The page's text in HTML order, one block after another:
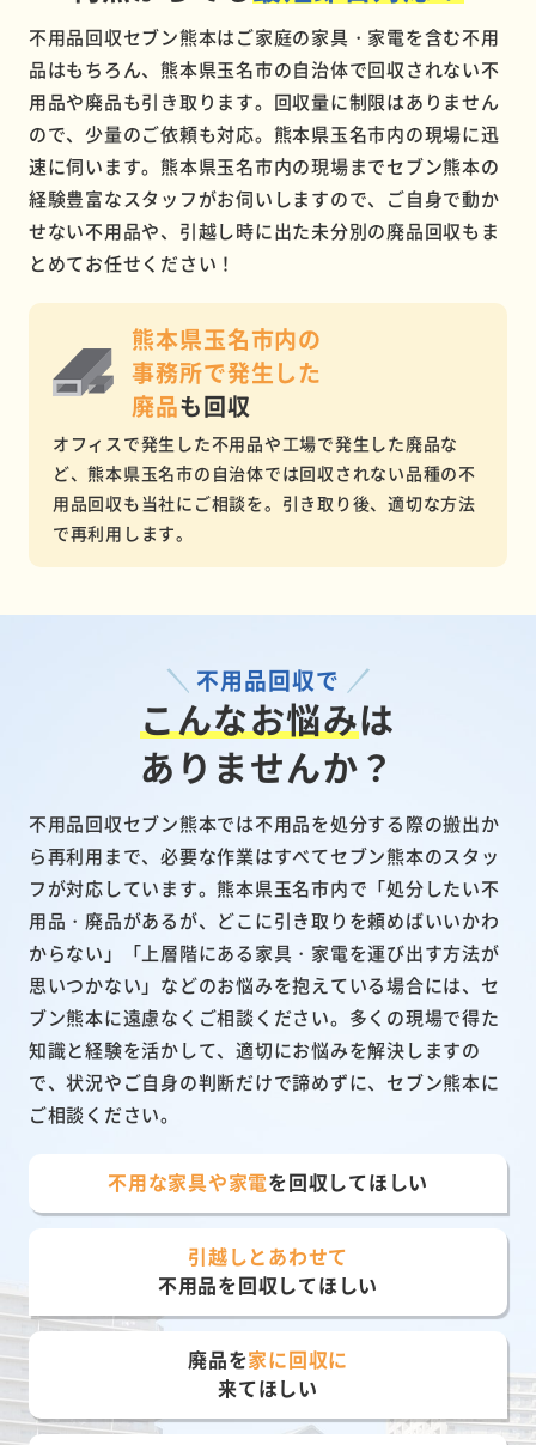
不用品回収セブン熊本はご家庭の家具・家電を含む不用
品はもちろん、熊本県玉名市の自治体で回収されない不
用品や廃品も引き取ります。回収量に制限はありません
ので、少量のご依頼も対応。熊本県玉名市内の現場に迅
速に伺います。熊本県玉名市内の現場までセブン熊本の
経験豊富なスタッフがお伺いしますので、ご自身で動か
せない不用品や、引越し時に出た未分別の廃品回収もま
とめてお任せください！
熊本県玉名市内の
事務所で発生した
廃品も回収
オフィスで発生した不用品や工場で発生した廃品な
ど、熊本県玉名市の自治体では回収されない品種の不
用品回収も当社にご相談を。引き取り後、適切な方法
で再利用します。
不用品回収で
こんなお悩みは
ありませんか？
不用品回収セブン熊本では不用品を処分する際の搬出か
ら再利用まで、必要な作業はすべてセブン熊本のスタッ
フが対応しています。熊本県玉名市内で「処分したい不
用品・廃品があるが、どこに引き取りを頼めばいいかわ
からない」「上層階にある家具・家電を運び出す方法が
思いつかない」などのお悩みを抱えている場合には、セ
ブン熊本に遠慮なくご相談ください。多くの現場で得た
知識と経験を活かして、適切にお悩みを解決しますの
で、状況やご自身の判断だけで諦めずに、セブン熊本に
ご相談ください。
不用な家具や家電を回収してほしい
引越しとあわせて
不用品を回収してほしい
廃品を家に回収に
来てほしい